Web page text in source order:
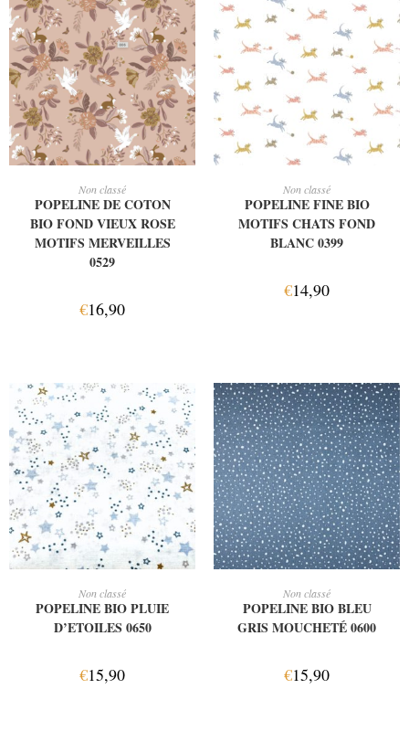
AJOUTER AU PANIER
Non classé
POPELINE DE COTON
BIO FOND VIEUX ROSE
MOTIFS MERVEILLES
0529
€16,90
AJOUTER AU PANIER
Non classé
POPELINE FINE BIO
MOTIFS CHATS FOND
BLANC 0399
€14,90
AJOUTER AU PANIER
Non classé
POPELINE BIO PLUIE
D’ETOILES 0650
€15,90
AJOUTER AU PANIER
Non classé
POPELINE BIO BLEU
GRIS MOUCHETÉ 0600
€15,90